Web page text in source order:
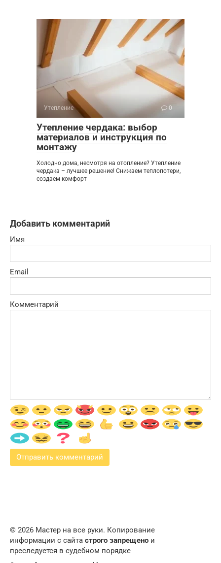
Утепление 0
Утепление чердака: выбор
материалов и инструкция по
монтажу
Холодно дома, несмотря на отопление? Утепление
чердака – лучшее решение! Снижаем теплопотери,
создаем комфорт
Добавить комментарий
Имя
Email
Комментарий
© 2026 Мастер на все руки. Копирование
информации с сайта строго запрещено и
преследуется в судебном порядке